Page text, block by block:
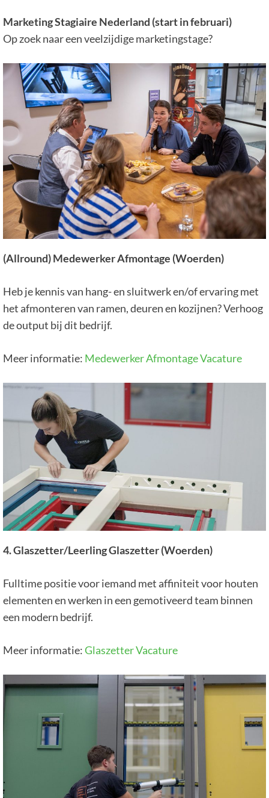
Marketing Stagiaire Nederland (start in februari)
Op zoek naar een veelzijdige marketingstage?
(Allround) Medewerker Afmontage (Woerden)
Heb je kennis van hang- en sluitwerk en/of ervaring met
het afmonteren van ramen, deuren en kozijnen? Verhoog
de output bij dit bedrijf.
Meer informatie: Medewerker Afmontage Vacature
4. Glaszetter/Leerling Glaszetter (Woerden)
Fulltime positie voor iemand met affiniteit voor houten
elementen en werken in een gemotiveerd team binnen
een modern bedrijf.
Meer informatie:Glaszetter Vacature